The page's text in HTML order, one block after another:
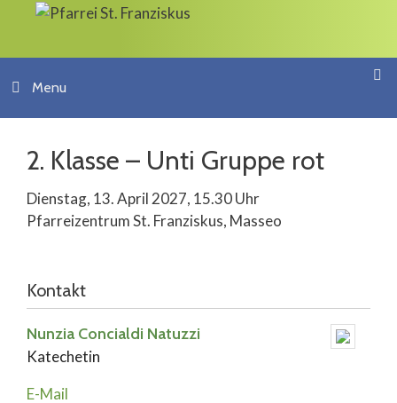
Springe
Inhalt
Menu
2. Klasse – Unti Gruppe rot
Dienstag, 13. April 2027, 15.30 Uhr
Pfarreizentrum St. Franziskus, Masseo
Kontakt
Nunzia Concialdi Natuzzi
Katechetin
E-Mail